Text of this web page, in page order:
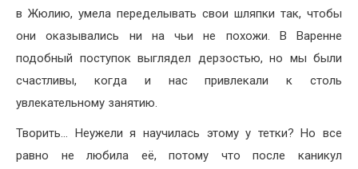
в Жюлию, умела переделывать свои шляпки так, чтобы
они оказывались ни на чьи не похожи. В Варенне
подобный поступок выглядел дерзостью, но мы были
счастливы, когда и нас привлекали к столь
увлекательному занятию.
Творить… Неужели я научилась этому у тетки? Но все
равно не любила её, потому что после каникул